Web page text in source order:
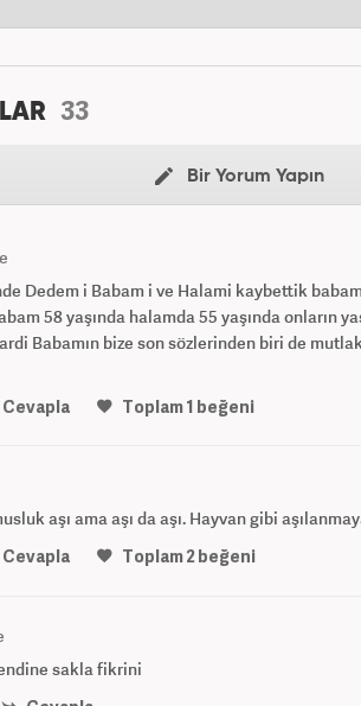
33
Bir Yorum Yapın
Dedem i Babam i ve Halami kaybettik
58 yaşında halamda 55 yaşında onların
Babamın bize son sözlerinden biri de
Cevapla Toplam1 beğeni
aşı ama aşı da aşı. Hayvan gibi
Cevapla Toplam2beğeni
sakla fikrini